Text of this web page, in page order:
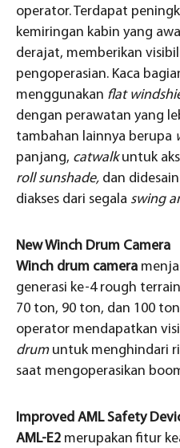
operator. Terdapat
kemiringan kabin yang
derajat, memberikan
pengoperasian. Kaca
menggunakan flat
dengan perawatan yang
tambahan lainnya berupa
panjang, catwalkuntuk
roll sunshade, dan
diakses dari segala swing
New Winch Drum Camera
Winch drum camera
generasi ke-4 rough
70 ton, 90 ton, dan 100
operator mendapatkan
drum untuk menghindari
saat mengoperasikan
Improved AML Safety
AML-E2 merupakan fitur